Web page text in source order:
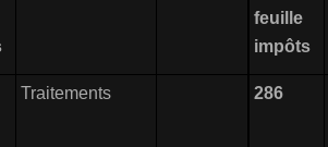
feuille
impôts
Traitements 286